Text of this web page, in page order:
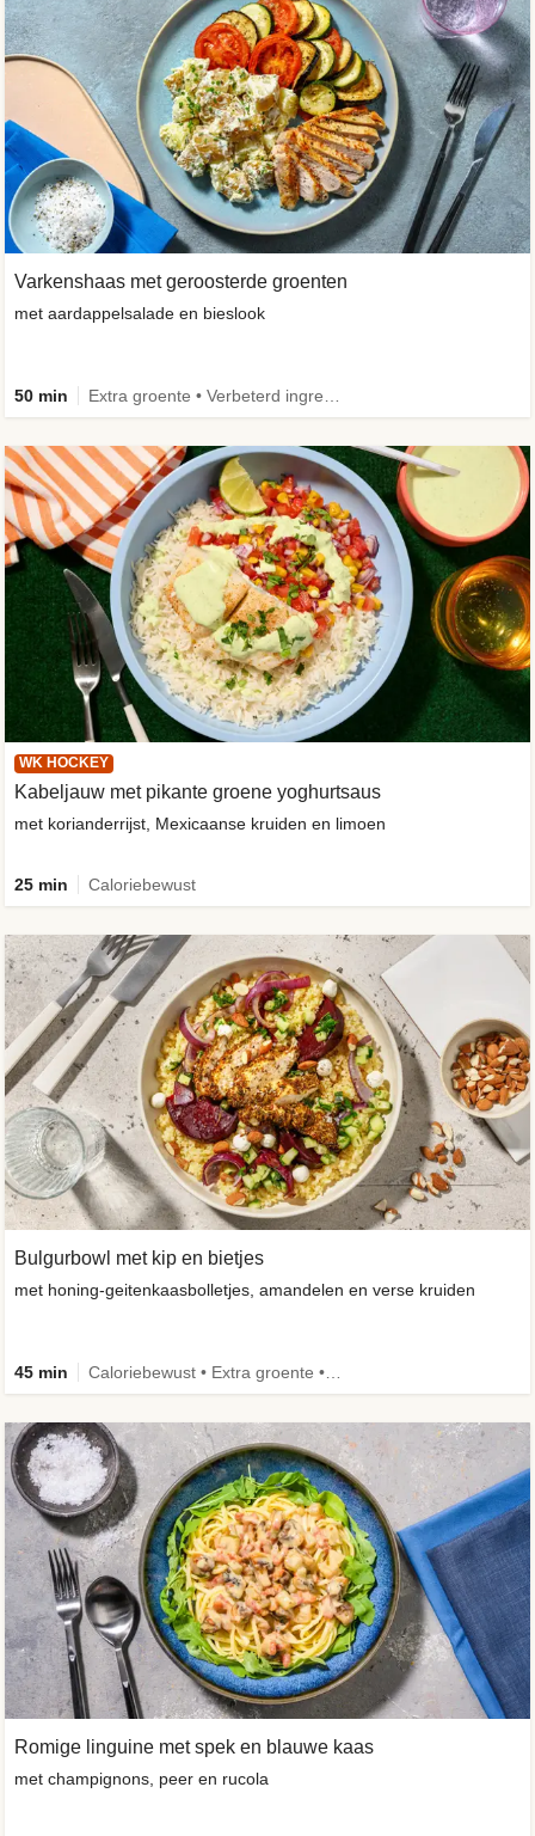
Varkenshaas met geroosterde groenten
met aardappelsalade en bieslook
50 min
WK HOCKEY
Kabeljauw met pikante groene yoghurtsaus
met korianderrijst, Mexicaanse kruiden en limoen
25 min Caloriebewust
Bulgurbowl met kip en bietjes
met honing-geitenkaasbolletjes, amandelen en verse kruiden
45 min
Romige linguine met spek en blauwe kaas
met champignons, peer en rucola